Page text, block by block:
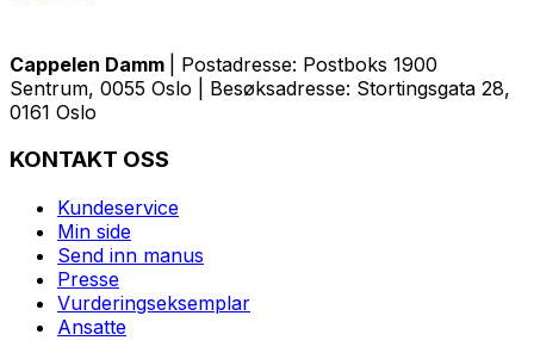
Cappelen Damm
| Postadresse: Postboks 1900
Sentrum, 0055 Oslo | Besøksadresse: Stortingsgata 28,
0161 Oslo
KONTAKT OSS
Kundeservice
Min side
Send inn manus
Presse
Vurderingseksemplar
Ansatte